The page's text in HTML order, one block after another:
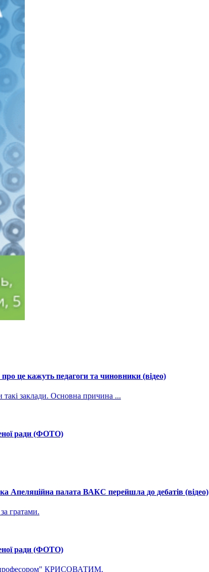
це кажуть педагоги та чиновники (відео)
такі заклади. Основна причина ...
ради (ФОТО)
Апеляційна палата ВАКС перейшла до дебатів (відео)
гратами.
ради (ФОТО)
"професором" КРИСОВАТИМ.